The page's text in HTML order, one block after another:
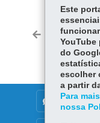
Voltar
DENUNCIE
Este
YouTube
do
escolher
a partir
Para
nossa